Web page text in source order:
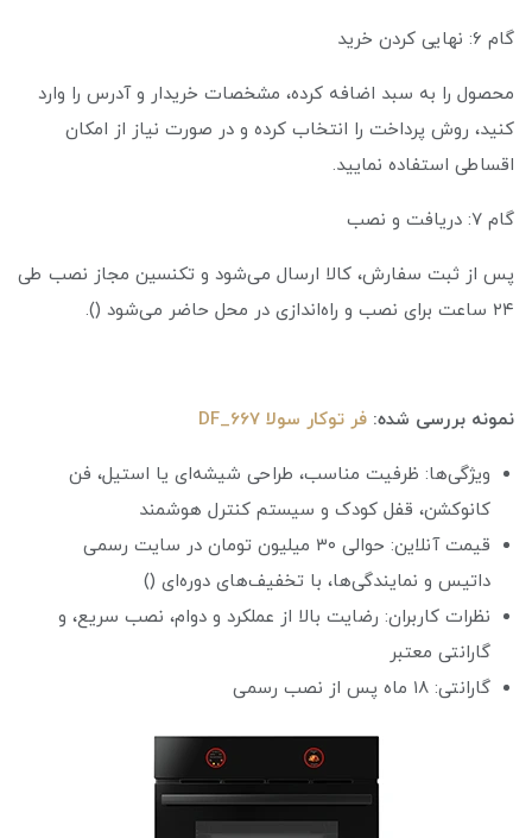
گام ۶: نهایی کردن خرید
محصول را به سبد اضافه کرده، مشخصات خریدار و آدرس را وارد
کنید، روش پرداخت را انتخاب کرده و در صورت نیاز از امکان
اقساطی استفاده نمایید.
گام ۷: دریافت و نصب
پس از ثبت سفارش، کالا ارسال می‌شود و تکنسین مجاز نصب طی
۲۴ ساعت برای نصب و راه‌اندازی در محل حاضر می‌شود ().
نمونه بررسی‌ شده: فر توکار سولا DF_667
ویژگی‌ها: ظرفیت مناسب، طراحی شیشه‌ای یا استیل، فن
کانوکشن، قفل کودک و سیستم کنترل هوشمند
قیمت آنلاین: حوالی ۳۰ میلیون تومان در سایت رسمی
داتیس و نمایندگی‌ها، با تخفیف‌های دوره‌ای ()
نظرات کاربران: رضایت بالا از عملکرد و دوام، نصب سریع، و
گارانتی معتبر
گارانتی: ۱۸ ماه پس از نصب رسمی